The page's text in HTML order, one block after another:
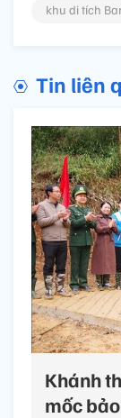
khu di tích
Tin liên
Khánh
mốc